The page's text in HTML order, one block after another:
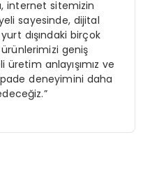
internet sitemizin
sayesinde, dijital
dışındaki birçok
geniş
anlayışımız ve
deneyimini daha